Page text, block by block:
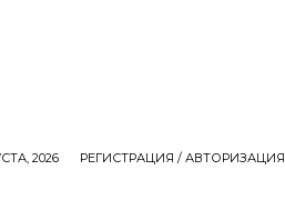
2026 РЕГИСТРАЦИЯ / АВТОРИЗАЦИЯ